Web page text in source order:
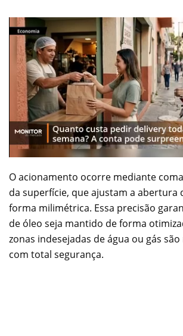
O acionamento ocorre mediante
da superfície, que ajustam a abertura
forma milimétrica. Essa precisão
de óleo seja mantido de forma
zonas indesejadas de água ou gás
com total segurança.